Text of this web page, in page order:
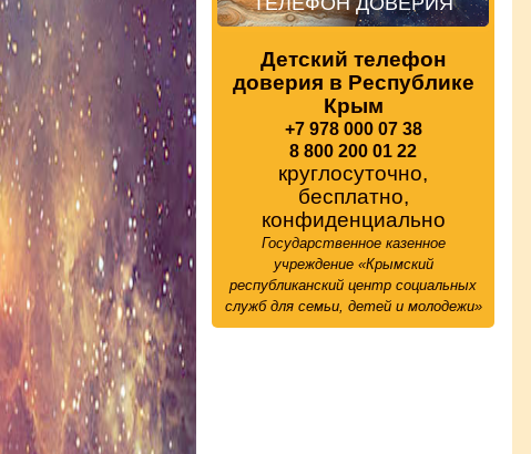
Детский телефон
доверия в Республике
Крым
+7 978 000 07 38
8 800 200 01 22
круглосуточно,
бесплатно,
конфиденциально
Государственное казенное
учреждение «Крымский
республиканский центр социальных
служб для семьи, детей и молодежи»